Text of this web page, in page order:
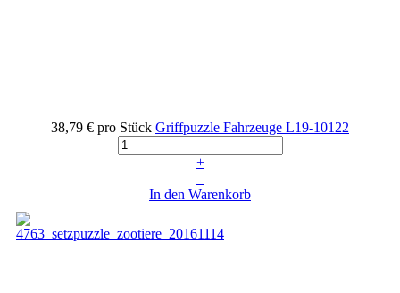
38,79 € pro Stück Griffpuzzle Fahrzeuge L19-10122
+
–
In den Warenkorb